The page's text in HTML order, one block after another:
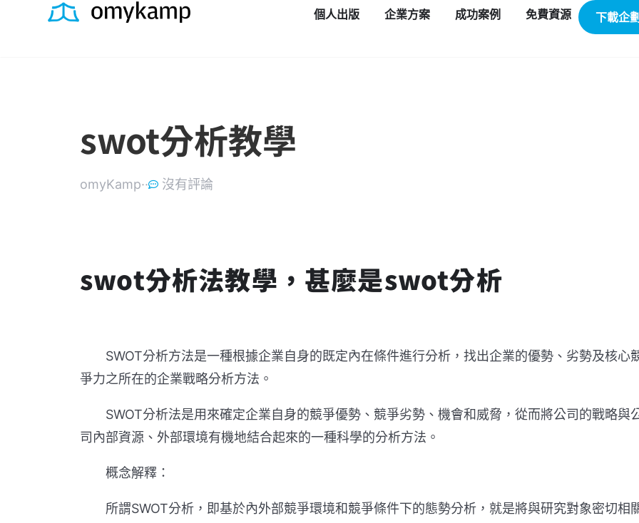
個人出版 企業方案 成功案例 免費資源 下載企
swot分析教學
omyKamp·· 沒有評論
swot分析法教學，甚麼是swot分析
SWOT分析方法是一種根據企業自身的既定內在條件進行分析，找出企業的優勢、劣勢及核心
爭力之所在的企業戰略分析方法。
SWOT分析法是用來確定企業自身的競爭優勢、競爭劣勢、機會和威脅，從而將公司的戰略與
司內部資源、外部環境有機地結合起來的一種科學的分析方法。
概念解釋：
所謂SWOT分析，即基於內外部競爭環境和競爭條件下的態勢分析，就是將與研究對象密切相